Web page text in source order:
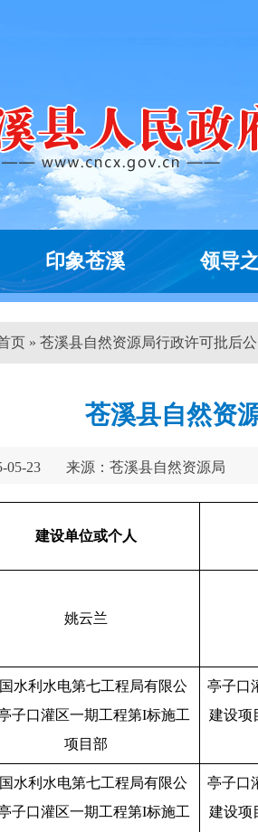
印象苍溪 领导
页 » 苍溪县自然资源局行政许可批后
苍溪县自然资
05-23 来源：苍溪县自然资源局
建设单位或个人
姚云兰
水利水电第七工程局有限公
子口灌区一期工程第I标施工
项目部
亭子口
建设项
水利水电第七工程局有限公
子口灌区一期工程第I标施工
亭子口
建设项